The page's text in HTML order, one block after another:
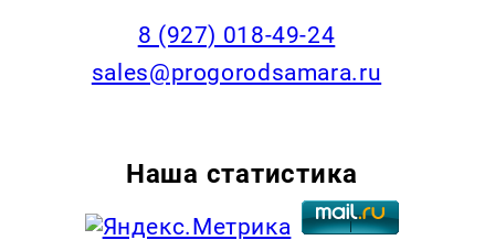
8 (927) 018-49-24
sales@progorodsamara.ru
Наша статистика